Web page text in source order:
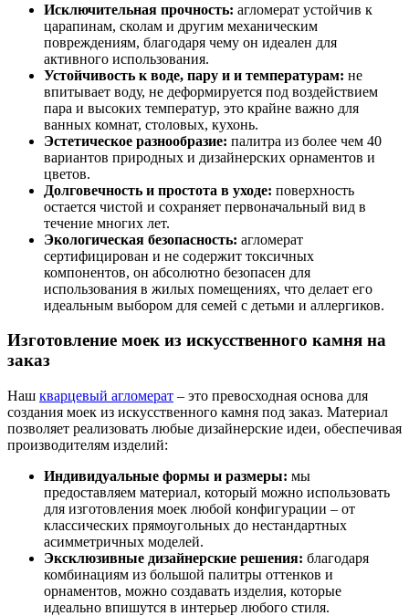
Исключительная прочность: агломерат устойчив к
царапинам, сколам и другим механическим
повреждениям, благодаря чему он идеален для
активного использования.
Устойчивость к воде, пару и и температурам: не
впитывает воду, не деформируется под воздействием
пара и высоких температур, это крайне важно для
ванных комнат, столовых, кухонь.
Эстетическое разнообразие: палитра из более чем 40
вариантов природных и дизайнерских орнаментов и
цветов.
Долговечность и простота в уходе: поверхность
остается чистой и сохраняет первоначальный вид в
течение многих лет.
Экологическая безопасность: агломерат
сертифицирован и не содержит токсичных
компонентов, он абсолютно безопасен для
использования в жилых помещениях, что делает его
идеальным выбором для семей с детьми и аллергиков.
Изготовление моек из искусственного камня на
заказ
Наш кварцевый агломерат – это превосходная основа для
создания моек из искусственного камня под заказ. Материал
позволяет реализовать любые дизайнерские идеи, обеспечивая
производителям изделий:
Индивидуальные формы и размеры: мы
предоставляем материал, который можно использовать
для изготовления моек любой конфигурации – от
классических прямоугольных до нестандартных
асимметричных моделей.
Эксклюзивные дизайнерские решения: благодаря
комбинациям из большой палитры оттенков и
орнаментов, можно создавать изделия, которые
идеально впишутся в интерьер любого стиля.